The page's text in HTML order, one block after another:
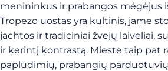
menininkus ir prabangos mėgėjus
Tropezo uostas yra kultinis, jame
jachtos ir tradiciniai žvejų laiveliai,
ir kerintį kontrastą. Mieste taip pat
paplūdimių, prabangių